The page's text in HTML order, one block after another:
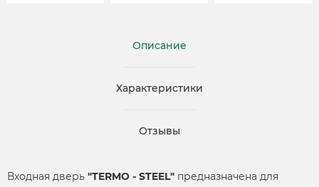
Описание
Характеристики
Отзывы
Входная дверь "TERMO - STEEL" предназначена для